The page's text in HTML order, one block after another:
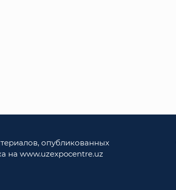
опубликованных
на www.uzexpocentre.uz